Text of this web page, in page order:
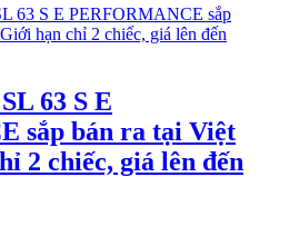
63 S E
sắp bán ra tại Việt
2 chiếc, giá lên đến